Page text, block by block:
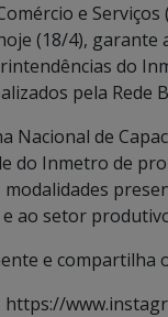
e
(18/4), garante
do
pela Rede
Nacional de
do Inmetro de
modalidades
ao setor
e compartilha